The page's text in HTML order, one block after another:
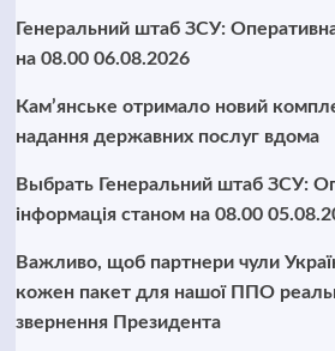
Генеральний штаб ЗСУ:
на 08.00 06.08.2026
Кам’янське отримало новий
надання державних послуг вдома
Выбрать Генеральний штаб ЗСУ:
інформація станом на 08.00
Важливо, щоб партнери чули
кожен пакет для нашої ППО
звернення Президента